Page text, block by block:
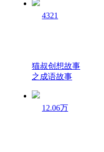
4321
猫叔创想故事
之成语故事
12.06万